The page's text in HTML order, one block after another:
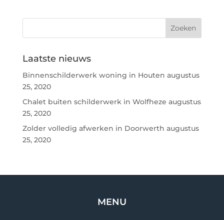
Laatste nieuws
Binnenschilderwerk woning in Houten augustus
25, 2020
Chalet buiten schilderwerk in Wolfheze augustus
25, 2020
Zolder volledig afwerken in Doorwerth augustus
25, 2020
MENU